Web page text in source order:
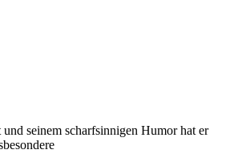
seinem scharfsinnigen Humor hat er